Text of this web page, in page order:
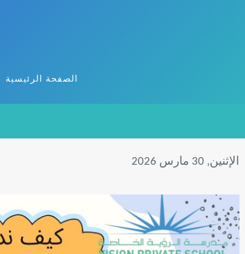
الصفحة الرئيسية
الإثنين, 30 مارس 2026